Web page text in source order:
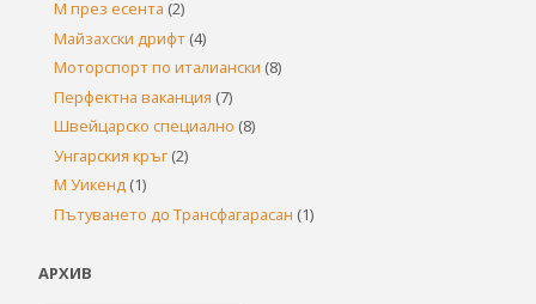
М през есента (2)
Майзахски дрифт (4)
Моторспорт по италиански (8)
Перфектна ваканция (7)
Швейцарско специално (8)
Унгарския кръг (2)
М Уикенд (1)
Пътуването до Трансфагарасан (1)
АРХИВ